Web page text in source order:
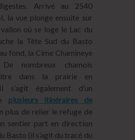
Arrivé au 2540
la vue plonge ensuite sur
où se loge le Lac du
la Tête Sud du Basto
fond, la Cime Chamineye
nombreux chamois
dans la prairie en
s’agit également d’un
plusieurs itinéraires de
plus de relier le refuge de
sentier part en direction
Basto (il s’agit du tracé du